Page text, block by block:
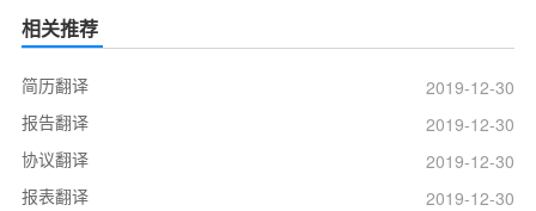
相关推荐
简历翻译
2019-12-30
报告翻译
2019-12-30
协议翻译
2019-12-30
报表翻译
2019-12-30